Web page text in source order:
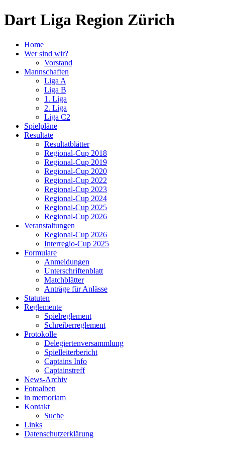
Dart Liga Region Zürich
Home
Wer sind wir?
Vorstand
Mannschaften
Liga A
Liga B
1. Liga
2. Liga
Liga C2
Spielpläne
Resultate
Resultatblätter
Regional-Cup 2018
Regional-Cup 2019
Regional-Cup 2020
Regional-Cup 2022
Regional-Cup 2023
Regional-Cup 2024
Regional-Cup 2025
Regional-Cup 2026
Veranstaltungen
Regional-Cup 2026
Interregio-Cup 2025
Formulare
Anmeldungen
Unterschriftenblatt
Matchblätter
Anträge für Anlässe
Statuten
Reglemente
Spielreglement
Schreiberreglement
Protokolle
Delegiertenversammlung
Spielleiterbericht
Captains Info
Captainstreff
News-Archiv
Fotoalben
in memoriam
Kontakt
Suche
Links
Datenschutzerklärung